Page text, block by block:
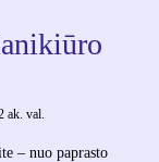
ak. val.
– nuo paprasto